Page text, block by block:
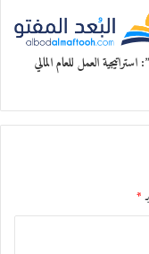
العمل للعام المالي
*